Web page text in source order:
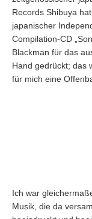
Records Shibuya
japanischer
Compilation-CD
Blackman für das
Hand gedrückt; das
für mich eine
Ich war
Musik, die da